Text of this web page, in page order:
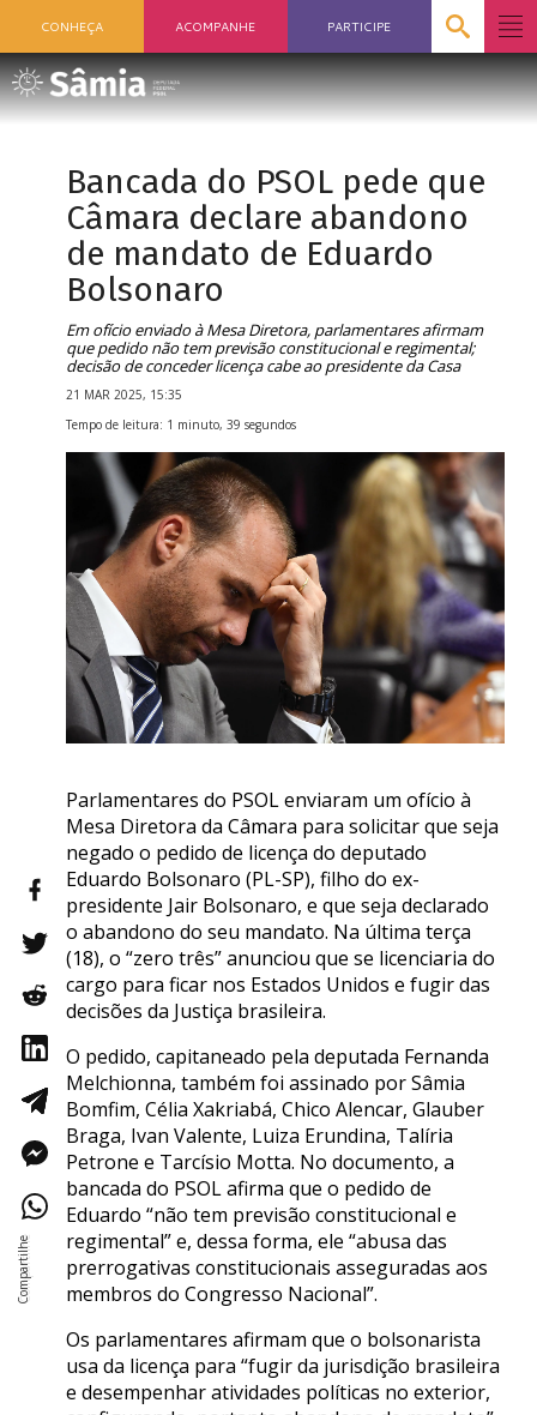
CONHEÇA ACOMPANHE PARTICIPE
Bancada do PSOL pede que
Câmara declare abandono
de mandato de Eduardo
Bolsonaro
Em ofício enviado à Mesa Diretora, parlamentares afirmam
que pedido não tem previsão constitucional e regimental;
decisão de conceder licença cabe ao presidente da Casa
21 MAR 2025, 15:35
Tempo de leitura: 1 minuto, 39 segundos
Parlamentares do PSOL enviaram um ofício à
Mesa Diretora da Câmara para solicitar que seja
negado o pedido de licença do deputado
Eduardo Bolsonaro (PL-SP), filho do ex-
presidente Jair Bolsonaro, e que seja declarado
o abandono do seu mandato. Na última terça
(18), o “zero três” anunciou que se licenciaria do
cargo para ficar nos Estados Unidos e fugir das
decisões da Justiça brasileira.
O pedido, capitaneado pela deputada Fernanda
Melchionna, também foi assinado por Sâmia
Bomfim, Célia Xakriabá, Chico Alencar, Glauber
Braga, Ivan Valente, Luiza Erundina, Talíria
Petrone e Tarcísio Motta. No documento, a
bancada do PSOL afirma que o pedido de
Eduardo “não tem previsão constitucional e
regimental” e, dessa forma, ele “abusa das
prerrogativas constitucionais asseguradas aos
membros do Congresso Nacional”.
Os parlamentares afirmam que o bolsonarista
usa da licença para “fugir da jurisdição brasileira
e desempenhar atividades políticas no exterior,